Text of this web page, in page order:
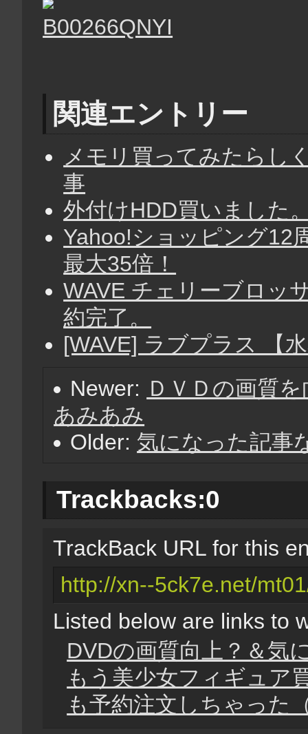
関連エントリー
メモリ買ってみたらし
事
外付けHDD買いました
Yahoo!ショッピング12
最大35倍！
WAVE チェリーブロッ
約完了。
[WAVE] ラブプラス 【
Newer: ＤＶＤの画質
あみあみ
Older: 気になった記事
Trackbacks:0
TrackBack URL for this
http://xn--5ck7e.net/
Listed below are links to
DVDの画質向上？＆気
もう美少女フィギュア
も予約注文しちゃった